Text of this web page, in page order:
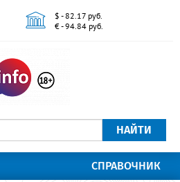
$ - 82.17 руб.
€ - 94.84 руб.
НАЙТИ
СПРАВОЧНИК